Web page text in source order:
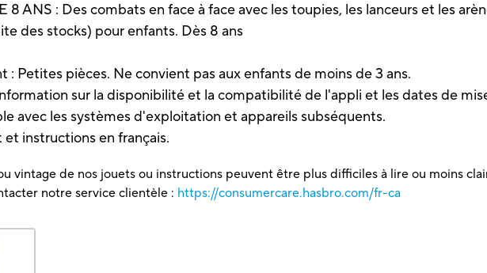
8 ANS : Des combats en face à face avec les toupies, les lanceurs et les
des stocks) pour enfants. Dès 8 ans
Petites pièces. Ne convient pas aux enfants de moins de 3 ans.
sur la disponibilité et la compatibilité de l'appli et les dates de
avec les systèmes d'exploitation et appareils subséquents.
instructions en français.
vintage de nos jouets ou instructions peuvent être plus difficiles à lire ou moins
notre service clientèle : https://consumercare.hasbro.com/fr-ca